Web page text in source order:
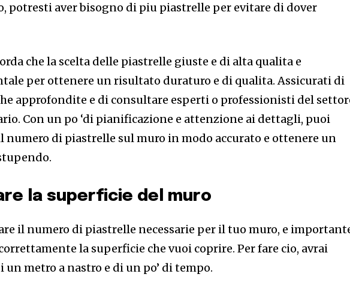
potresti aver bisogno di piu piastrelle per evitare di dover
che la scelta delle piastrelle giuste e di alta qualita e
per ottenere un risultato duraturo e di qualita. Assicurati di
approfondite e di consultare esperti o professionisti del
Con un po ‘di pianificazione e attenzione ai dettagli, puoi
numero di piastrelle sul muro in modo accurato e ottenere un
la superficie del muro
il numero di piastrelle necessarie per il tuo muro, e
la superficie che vuoi coprire. Per fare cio, avrai
un metro a nastro e di un po’ di tempo.